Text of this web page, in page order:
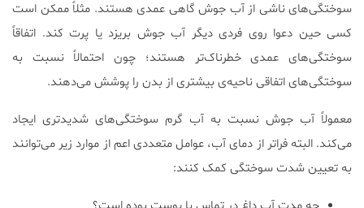
سوختگی‌های ناشی از آب جوش گاهی عمدی هستند. مثلاً ممکن است
کسی حین دعوا روی فردی دیگر آب جوش بریزد یا پرت کند. اتفاقاً
سوختگی‌های عمدی خطرناک‌تر هستند؛ چون احتمالاً نسبت به
سوختگی‌های اتفاقی ناحیه‌ی بیشتری از بدن را پوشش می‌دهند.
معمولاً آب جوش نسبت به آب گرم سوختگی‌های شدیدتری ایجاد
می‌کند. البته فراتر از دمای آب، عوامل متعددی اعم از موارد زیر می‌توانند
به تعیین شدت سوختگی کمک کنند: